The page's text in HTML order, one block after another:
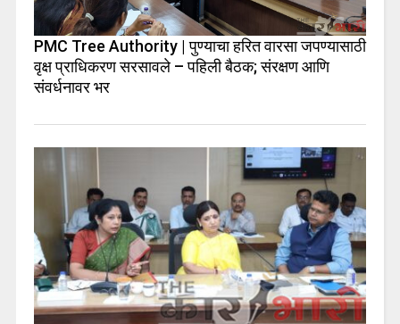
PMC Tree Authority | पुण्याचा हरित वारसा जपण्यासाठी
वृक्ष प्राधिकरण सरसावले – पहिली बैठक; संरक्षण आणि
संवर्धनावर भर